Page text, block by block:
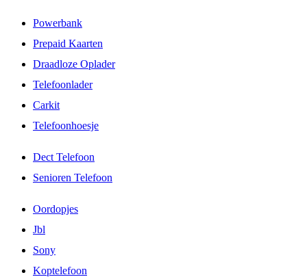
Powerbank
Prepaid Kaarten
Draadloze Oplader
Telefoonlader
Carkit
Telefoonhoesje
Dect Telefoon
Senioren Telefoon
Oordopjes
Jbl
Sony
Koptelefoon